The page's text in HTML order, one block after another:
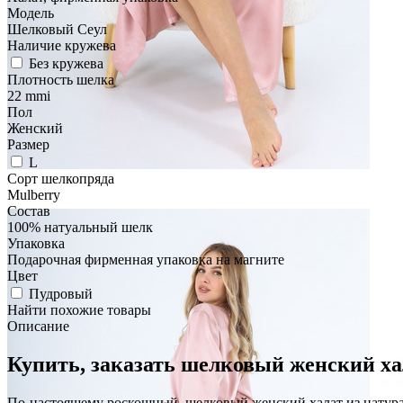
Модель
Шелковый Сеул
Наличие кружева
Без кружева
Плотность шелка
22 mmi
Пол
Женский
Размер
L
Сорт шелкопряда
Mulberry
Состав
100% натуальный шелк
Упаковка
Подарочная фирменная упаковка на магните
Цвет
Пудровый
Найти похожие товары
Описание
Купить, заказать шелковый женский